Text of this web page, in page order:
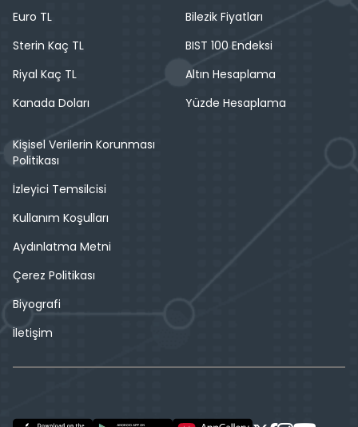
Euro TL
Sterin Kaç TL
Riyal Kaç TL
Kanada Doları
Bilezik Fiyatları
BIST 100 Endeksi
Altın Hesaplama
Yüzde Hesaplama
Kişisel Verilerin Korunması
Politikası
İzleyici Temsilcisi
Kullanım Koşulları
Aydınlatma Metni
Çerez Politikası
Biyografi
İletişim